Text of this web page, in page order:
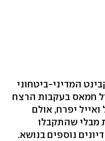
המדיני-ביטחוני
חמאס בעקבות הרצח
יפרח, אולם
מבלי שהתקבלו
נוספים בנושא.